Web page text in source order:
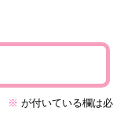
※ が付いている欄は必